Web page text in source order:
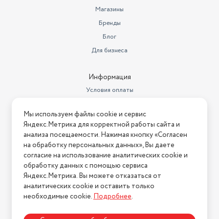
Магазины
Бренды
Блог
Для бизнеса
Информация
Условия оплаты
Условия возврата
Нашли ошибку на сайте? Напишите нам
2026 © Интернет-магазин "АстМаркет". У нас есть всё!
Политика конфиденциальности
Мы используем файлы cookie и сервис
Яндекс.Метрика для корректной работы сайта и
анализа посещаемости. Нажимая кнопку «Согласен
на обработку персональных данных», Вы даете
согласие на использование аналитических cookie и
обработку данных с помощью сервиса
Яндекс.Метрика. Вы можете отказаться от
аналитических cookie и оставить только
необходимые cookie.Подробнее.